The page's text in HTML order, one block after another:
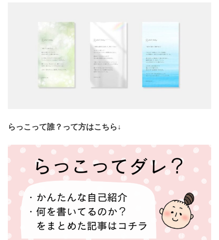
らっこって誰？って方はこちら↓